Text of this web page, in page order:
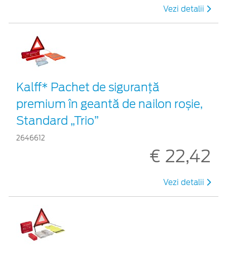
Vezi detalii
Kalff* Pachet de siguranţă
premium în geantă de nailon roșie,
Standard „Trio”
2646612
€ 22,42
Vezi detalii